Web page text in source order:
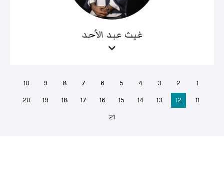
غيث عبد الأحد
1
2
3
4
5
6
7
8
9
10
11
12
13
14
15
16
17
18
19
20
21